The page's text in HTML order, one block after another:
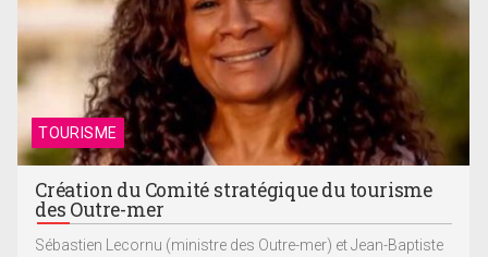
TOURISME
Création du Comité stratégique du tourisme
des Outre-mer
Sébastien Lecornu (ministre des Outre-mer) et Jean-Baptiste